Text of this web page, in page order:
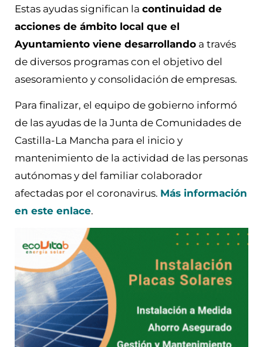
Estas ayudas significan la continuidad de
acciones de ámbito local que el
Ayuntamiento viene desarrollando a través
de diversos programas con el objetivo del
asesoramiento y consolidación de empresas.
Para finalizar, el equipo de gobierno informó
de las ayudas de la Junta de Comunidades de
Castilla-La Mancha para el inicio y
mantenimiento de la actividad de las personas
autónomas y del familiar colaborador
afectadas por el coronavirus. Más información
en este enlace.